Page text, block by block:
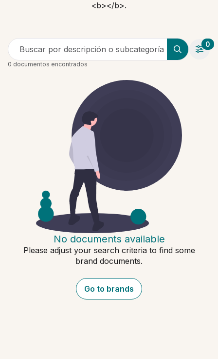
<b></b>.
Buscar por descripción o subcategoría
0
0 documentos encontrados
No documents available
Please adjust your search criteria to find some
brand documents.
Go to brands